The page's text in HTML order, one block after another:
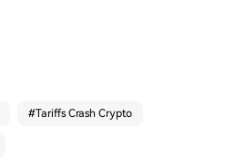
#Tariffs Crash Crypto